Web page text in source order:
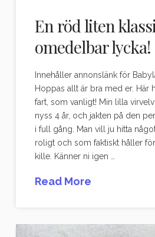
En röd liten
omedelbar
Innehåller annonslänk för
Hoppas allt är bra med er. Här
fart, som vanligt! Min lilla
nyss 4 år, och jakten på den
i full gång. Man vill ju hitta
roligt och som faktiskt håller
kille. Känner ni igen …
Read More